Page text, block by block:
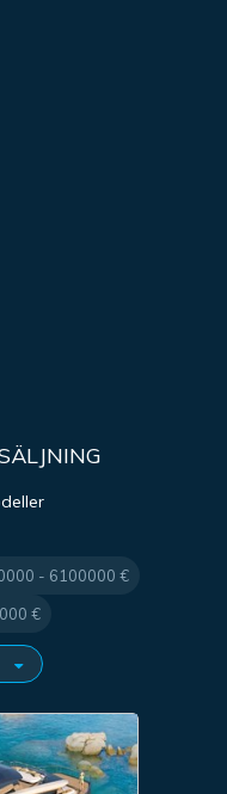
- 6100000 €
€